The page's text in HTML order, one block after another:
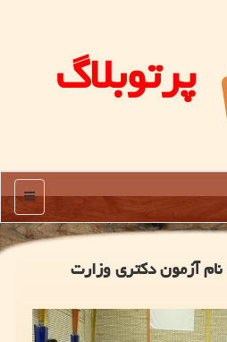
پرتوبلاگ
منو
آزمون دکتری وزارت